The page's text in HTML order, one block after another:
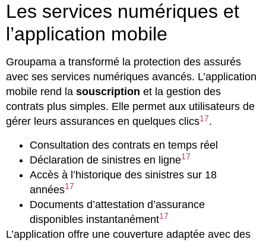
Les services numériques et
l’application mobile
Groupama a transformé la protection des assurés
avec ses services numériques avancés. L’application
mobile rend la souscription et la gestion des
contrats plus simples. Elle permet aux utilisateurs de
gérer leurs assurances en quelques clics17.
Consultation des contrats en temps réel
Déclaration de sinistres en ligne17
Accès à l’historique des sinistres sur 18
années17
Documents d’attestation d’assurance
disponibles instantanément17
L’application offre une couverture adaptée avec des